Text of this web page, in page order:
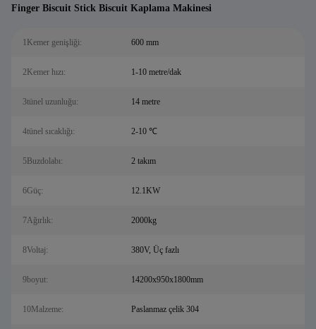
Finger Biscuit Stick Biscuit Kaplama Makinesi
1Kemer genişliği: 600 mm
2Kemer hızı: 1-10 metre/dak
3tünel uzunluğu: 14 metre
4tünel sıcaklığı: 2-10 ℃
5Buzdolabı: 2 takım
6Güç: 12.1KW
7Ağırlık: 2000kg
8Voltaj: 380V, Üç fazlı
9boyut: 14200x950x1800mm
10Malzeme: Paslanmaz çelik 304